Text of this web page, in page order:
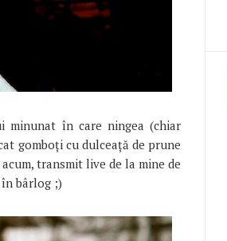
în care ningea (chiar
gomboți cu dulceață de prune
transmit live de la mine de
bârlog ;)